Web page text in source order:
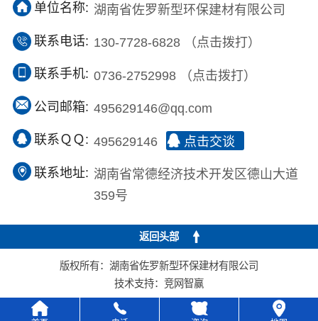
单位名称: 湖南省佐罗新型环保建材有限公司
联系电话: 130-7728-6828（点击拨打）
联系手机: 0736-2752998（点击拨打）
公司邮箱: 495629146@qq.com
联系ＱＱ: 495629146 点击交谈
联系地址: 湖南省常德经济技术开发区德山大道
359号
返回头部
版权所有：湖南省佐罗新型环保建材有限公司
技术支持： 竞网智赢